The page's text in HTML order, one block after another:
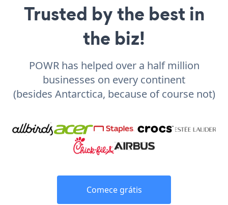
Trusted by the best in
the biz!
POWR has helped over a half million
businesses on every continent
(besides Antarctica, because of course not)
Comece grátis